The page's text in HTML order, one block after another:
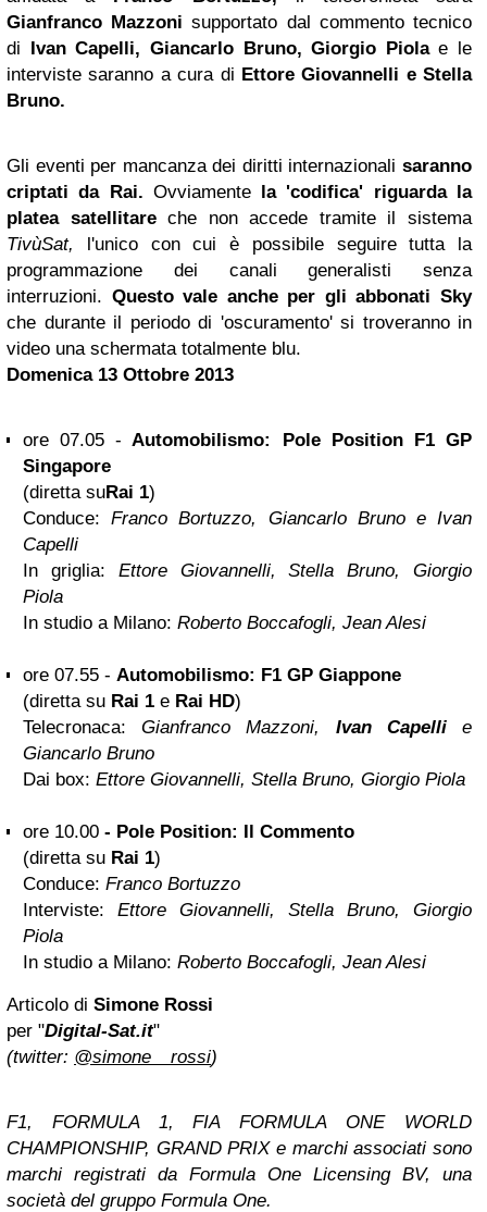
Gianfranco Mazzoni supportato dal commento tecnico
di Ivan Capelli, Giancarlo Bruno, Giorgio Piolae le
interviste saranno a cura di Ettore Giovannelli e Stella
Bruno.
Gli eventi per mancanza dei diritti internazionali saranno
criptati da Rai. Ovviamente la 'codifica' riguarda la
platea satellitareche non accede tramite il sistema
TivùSat,
l'unico con cui è possibile seguire tutta la
programmazione dei canali generalisti senza
interruzioni. Questo vale anche per gli abbonati Sky
che durante il periodo di 'oscuramento' si troveranno in
video una schermata totalmente blu.
Domenica 13 Ottobre 2013
ore 07.05 - Automobilismo: Pole Position F1 GP
Singapore
(diretta suRai 1)
Conduce:Franco Bortuzzo, Giancarlo Bruno e Ivan
Capelli
In griglia: Ettore Giovannelli, Stella Bruno, Giorgio
Piola
In studio a Milano: Roberto Boccafogli, Jean Alesi
ore 07.55 - Automobilismo: F1 GP Giappone
(diretta su Rai 1 e Rai HD)
Telecronaca:Gianfranco Mazzoni, Ivan Capellie
Giancarlo Bruno
Dai box: Ettore Giovannelli, Stella Bruno, Giorgio Piola
ore 10.00 - Pole Position: Il Commento
(diretta su Rai 1)
Conduce: Franco Bortuzzo
Interviste: Ettore Giovannelli, Stella Bruno, Giorgio
Piola
In studio a Milano: Roberto Boccafogli, Jean Alesi
Articolo di Simone Rossi
per "Digital-Sat.it"
(twitter: @simone__rossi)
F1, FORMULA 1, FIA FORMULA ONE WORLD
CHAMPIONSHIP, GRAND PRIX e marchi associati sono
marchi registrati da Formula One Licensing BV, una
società del gruppo Formula One.